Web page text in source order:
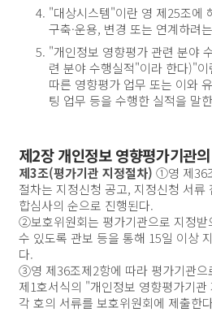
"대상시스템"이란 영 제25조에
구축·운용, 변경 또는 연계하려
"개인정보 영향평가 관련 분야
련 분야 수행실적"이라 한다)"
따른 영향평가 업무 또는 이와
팅 업무 등을 수행한 실적을 말
제2장 개인정보 영향평가기관
제3조(평가기관 지정절차) ①영 제36
절차는 지정신청 공고, 지정신청 서류
합심사의 순으로 진행된다.
②보호위원회는 평가기관으로 지정받
수 있도록 관보 등을 통해 15일 이상
다.
③영 제36조제2항에 따라 평가기관으
제1호서식의 "개인정보 영향평가기
각 호의 서류를 보호위원회에 제출한